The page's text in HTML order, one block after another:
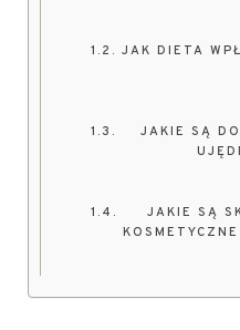
JAK DIETA
JAKIE SĄ
JAKIE SĄ